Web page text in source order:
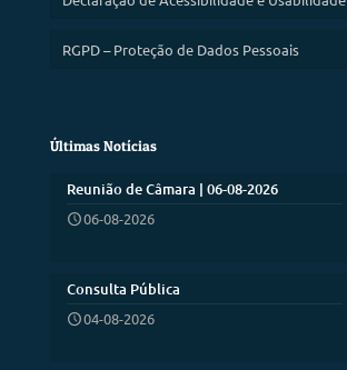
RGPD – Proteção de Dados Pessoais
Últimas Notícias
Reunião de Câmara | 06-08-2026
06-08-2026
Consulta Pública
04-08-2026